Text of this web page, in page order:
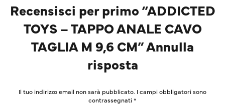
Recensisci per primo “ADDICTED
TOYS – TAPPO ANALE CAVO
TAGLIA M 9,6 CM” Annulla
risposta
Il tuo indirizzo email non sarà pubblicato. I campi obbligatori sono
contrassegnati*